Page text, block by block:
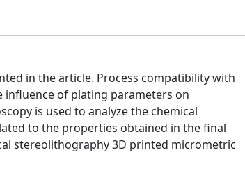
in the article. Process compatibility with
of plating parameters on
is used to analyze the chemical
to the properties obtained in the final
stereolithography 3D printed micrometric